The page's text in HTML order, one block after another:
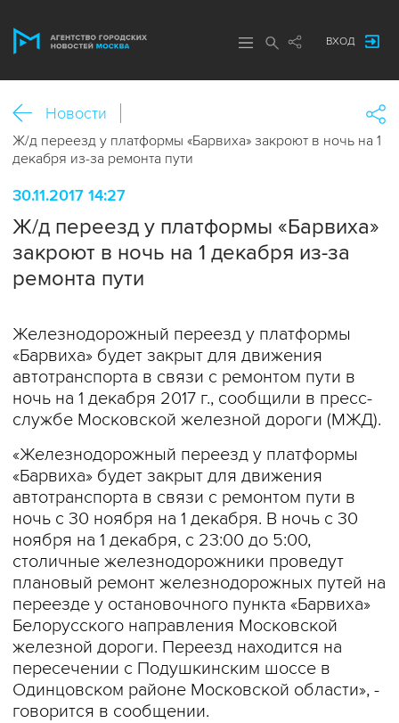
ВХОД
Новости
Ж/д переезд у платформы «Барвиха» закроют в ночь на 1
декабря из-за ремонта пути
30.11.2017 14:27
Ж/д переезд у платформы «Барвиха»
закроют в ночь на 1 декабря из-за
ремонта пути
Железнодорожный переезд у платформы
«Барвиха» будет закрыт для движения
автотранспорта в связи с ремонтом пути в
ночь на 1 декабря 2017 г., сообщили в пресс-
службе Московской железной дороги (МЖД).
«Железнодорожный переезд у платформы
«Барвиха» будет закрыт для движения
автотранспорта в связи с ремонтом пути в
ночь с 30 ноября на 1 декабря. В ночь с 30
ноября на 1 декабря, с 23:00 до 5:00,
столичные железнодорожники проведут
плановый ремонт железнодорожных путей на
переезде у остановочного пункта «Барвиха»
Белорусского направления Московской
железной дороги. Переезд находится на
пересечении с Подушкинским шоссе в
Одинцовском районе Московской области», -
говорится в сообщении.